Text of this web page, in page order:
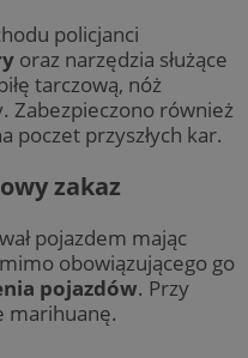
policjanci
oraz narzędzia służące
tarczową, nóż
Zabezpieczono również
poczet przyszłych kar.
zakaz
pojazdem mając
obowiązującego go
pojazdów. Przy
marihuanę.